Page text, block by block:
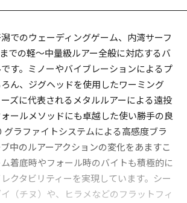
でのウェーディングゲーム、内湾サーフ
での軽～中量級ルアー全般に対応するバ
す。ミノーやバイブレーションによるプ
ん、ジグヘッドを使用したワーミング
ズに代表されるメタルルアーによる遠投
ールメソッドにも卓越した使い勝手の良
グラファイトシステムによる高感度ブラ
中のルアーアクションの変化をあますこ
着底時やフォール時のバイトも積極的に
クタビリティーを実現しています。シー
（チヌ）や、ヒラメなどのフラットフィ